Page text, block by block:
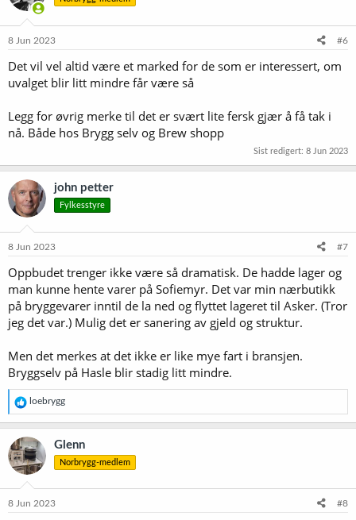
o
e
:
8 Jun 2023 #6
Det vil vel altid være et marked for de som er interessert, om
uvalget blir litt mindre får være så
Legg for øvrig merke til det er svært lite fersk gjær å få tak i
nå. Både hos Brygg selv og Brew shopp
Sist redigert: 8 Jun 2023
john petter
Fylkesstyre
8 Jun 2023 #7
Oppbudet trenger ikke være så dramatisk. De hadde lager og
man kunne hente varer på Sofiemyr. Det var min nærbutikk
på bryggevarer inntil de la ned og flyttet lageret til Asker. (Tror
jeg det var.) Mulig det er sanering av gjeld og struktur.
Men det merkes at det ikke er like mye fart i bransjen.
Bryggselv på Hasle blir stadig litt mindre.
R
e
a
k
s
j
o
e
loebrygg
Glenn
Norbrygg-medlem
8 Jun 2023 #8